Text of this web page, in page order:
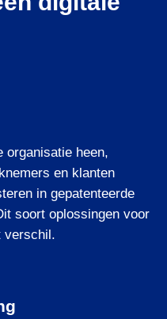
organisatie heen,
en klanten
in gepatenteerde
soort oplossingen voor
verschil.